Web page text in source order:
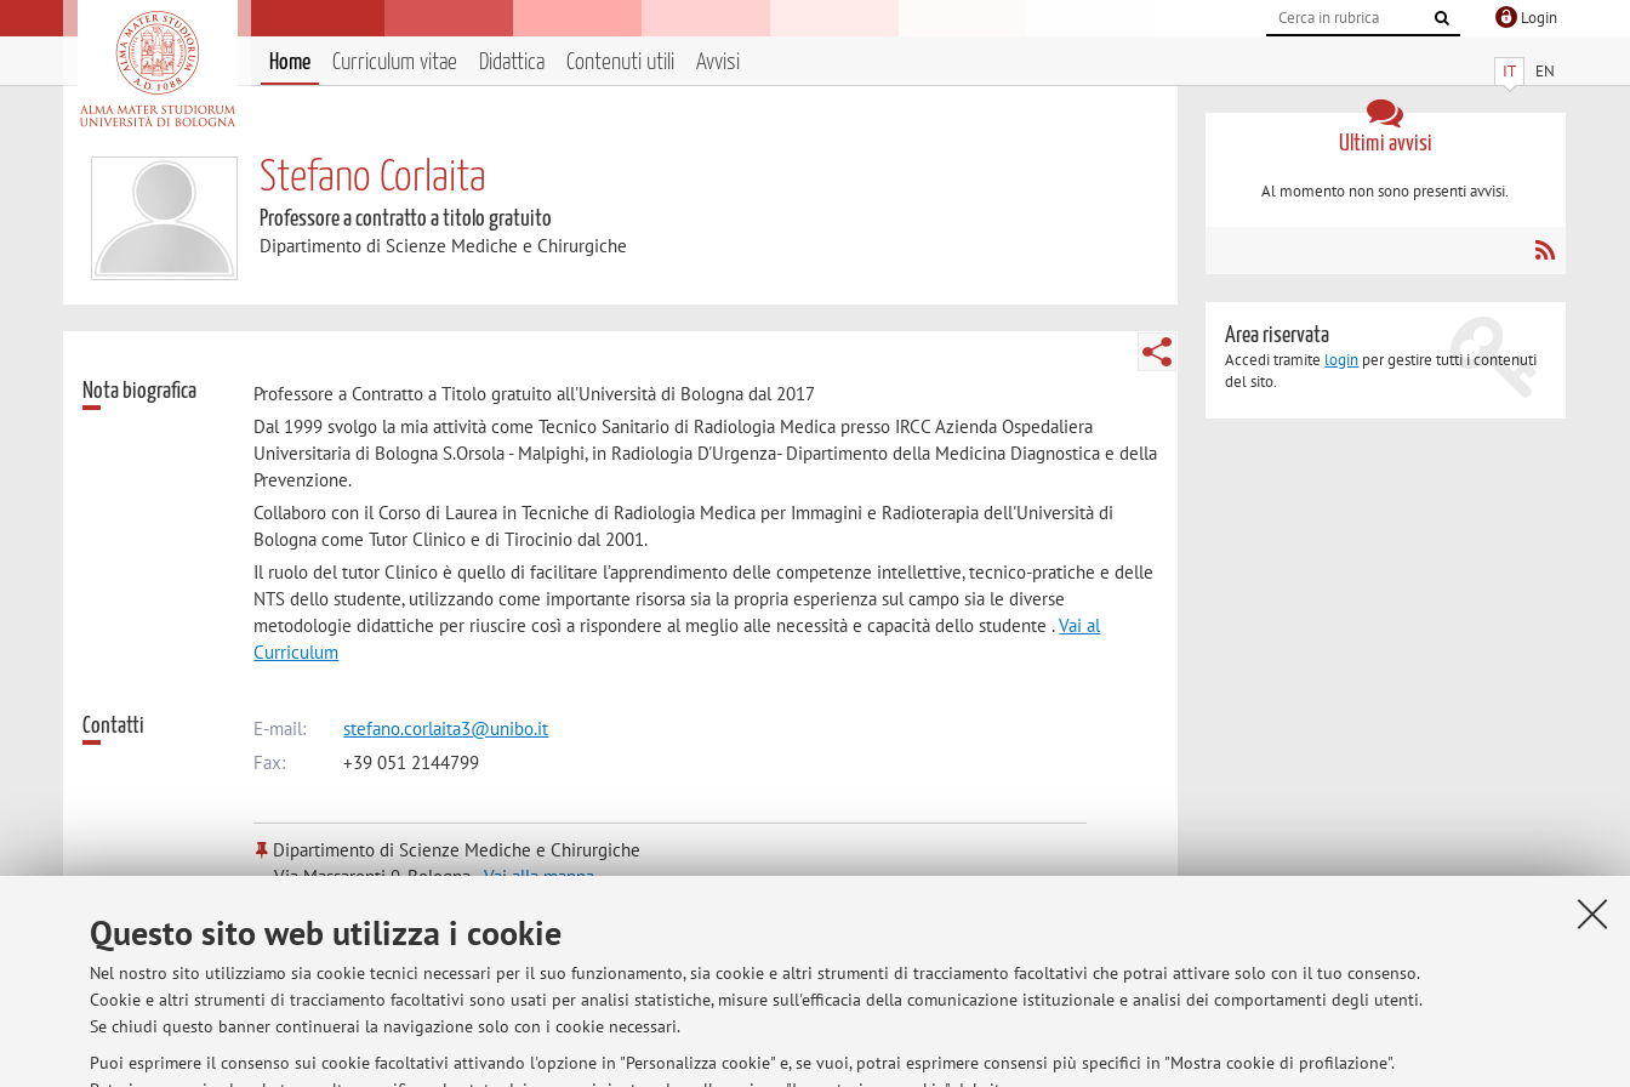
Questo sito web utilizza i cookie
Nel nostro sito utilizziamo sia cookie tecnici necessari per il suo funzionamento, sia cookie e altri strumenti di tracciamento facoltativi che potrai attivare solo con il tuo consenso.
Cookie e altri strumenti di tracciamento facoltativi sono usati per analisi statistiche, misure sull'efficacia della comunicazione istituzionale e analisi dei comportamenti degli utenti.
Se chiudi questo banner continuerai la navigazione solo con i cookie necessari.
Puoi esprimere il consenso sui cookie facoltativi attivando l'opzione in "Personalizza cookie" e, se vuoi, potrai esprimere consensi più specifici in "Mostra cookie di profilazione".
Login
IT EN
Home Curriculum vitae Didattica Contenuti utili Avvisi
Stefano Corlaita
Professore a contratto a titolo gratuito
Dipartimento di Scienze Mediche e Chirurgiche
Nota biografica
Professore a Contratto a Titolo gratuito all'Università di Bologna dal 2017
Dal 1999 svolgo la mia attività come Tecnico Sanitario di Radiologia Medica presso IRCC Azienda Ospedaliera
Universitaria di Bologna S.Orsola - Malpighi, in Radiologia D'Urgenza- Dipartimento della Medicina Diagnostica e della
Prevenzione.
Collaboro con il Corso di Laurea in Tecniche di Radiologia Medica per Immagini e Radioterapia dell'Università di
Bologna come Tutor Clinico e di Tirocinio dal 2001.
Il ruolo del tutor Clinico è quello di facilitare l’apprendimento delle competenze intellettive, tecnico-pratiche e delle
NTS dello studente, utilizzando come importante risorsa sia la propria esperienza sul campo sia le diverse
metodologie didattiche per riuscire così a rispondere al meglio alle necessità e capacità dello studente .Vai al
Curriculum
Contatti E-mail:
stefano.corlaita3@unibo.it
Fax:
+39 051 2144799
Dipartimento di Scienze Mediche e Chirurgiche
Via Massarenti 9, Bologna -Vai alla mappa
Orario di ricevimento
Domenica presso la Radiologia d'Urgenza
IRCC AUO Sant'Orsola Malpighi di Bologna
Dipartimento Medicina Diagnostica e della Prevenzione
Ultimi avvisi
Al momento non sono presenti avvisi.
Area riservata
Accedi tramite login per gestire tutti i contenuti
del sito.